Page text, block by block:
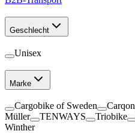
Geschlecht
Unisex
Marke
Cargobike of Sweden Carqon
Müller
TENWAYS Triobike
Winther